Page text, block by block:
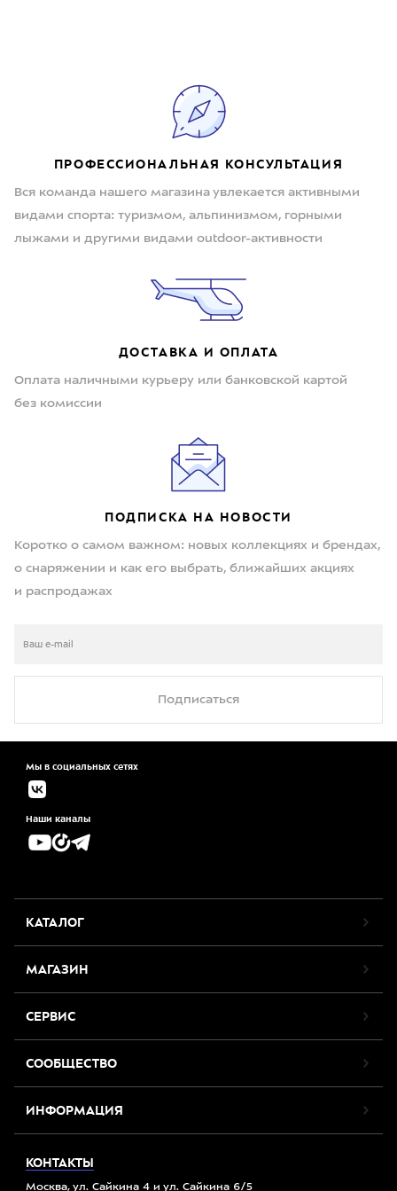
ПРОФЕССИОНАЛЬНАЯ КОНСУЛЬТАЦИЯ
Вся команда нашего магазина увлекается активными
видами спорта: туризмом, альпинизмом, горными
лыжами и другими видами outdoor-активности
ДОСТАВКА И ОПЛАТА
Оплата наличными курьеру или банковской картой
без комиссии
ПОДПИСКА НА НОВОСТИ
Коротко о самом важном: новых коллекциях и брендах,
о снаряжении и как его выбрать, ближайших акциях
и распродажах
Подписаться
Мы в социальных сетях
Наши каналы
КАТАЛОГ
МАГАЗИН
СЕРВИС
СООБЩЕСТВО
ИНФОРМАЦИЯ
КОНТАКТЫ
Москва, ул. Сайкина 4 и ул. Сайкина 6/5